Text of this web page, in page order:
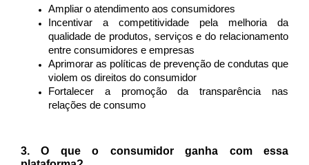
Ampliar o atendimento aos consumidores
Incentivar a competitividade pela melhoria da
qualidade de produtos, serviços e do relacionamento
entre consumidores e empresas
Aprimorar as políticas de prevenção de condutas que
violem os direitos do consumidor
Fortalecer a promoção da transparência nas
relações de consumo
3. O que o consumidor ganha com essa